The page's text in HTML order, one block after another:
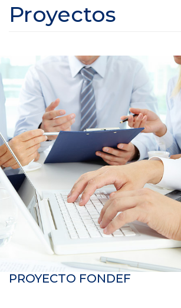
Proyectos
PROYECTO FONDEF